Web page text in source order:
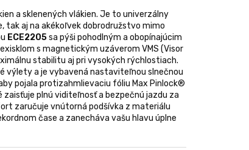
a sklenených vlákien. Je to univerzálny
tak aj na akékoľvek dobrodružstvo mimo
ECE2205sa pýši pohodlným a obopínajúcim
s magnetickým uzáverom VMS (Visor
stabilitu aj pri vysokých rýchlostiach.
výlety a je vybavená nastaviteľnou slnečnou
pojala protizahmlievaciu fóliu Max Pinlock®
plnú viditeľnosť a bezpečnú jazdu za
zaručuje vnútorná podšívka z materiálu
čase a zanecháva vašu hlavu úplne